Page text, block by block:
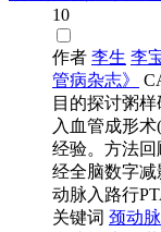
10
作者 李生 李
管病杂志》
目的探讨粥
入血管成形
经验。方法
经全脑数字
动脉入路行
关键词 颈动